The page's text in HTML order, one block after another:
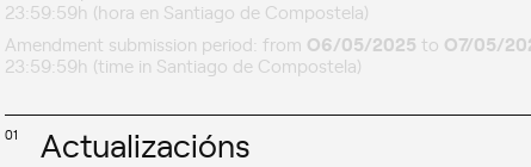
23:59:59h (hora en Santiago de Compostela)
Amendment submission period: from O6/05/2025 to O7/05/
23:59:59h (time in Santiago de Compostela)
01 Actualizacións